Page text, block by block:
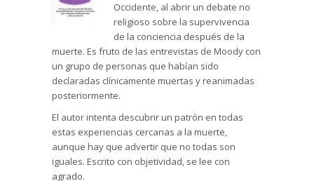
Occidente, al abrir un debate no
religioso sobre la supervivencia
de la conciencia después de la
muerte. Es fruto de las entrevistas de Moody con
un grupo de personas que habían sido
declaradas clínicamente muertas y reanimadas
posteriormente.
El autor intenta descubrir un patrón en todas
estas experiencias cercanas a la muerte,
aunque hay que advertir que no todas son
iguales. Escrito con objetividad, se lee con
agrado.